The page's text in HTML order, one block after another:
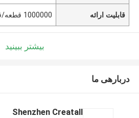
قابلیت ارائه 1000000 قطعه/قطعه در روز
بیشتر ببینید
دربارهی ما
Shenzhen Creatall